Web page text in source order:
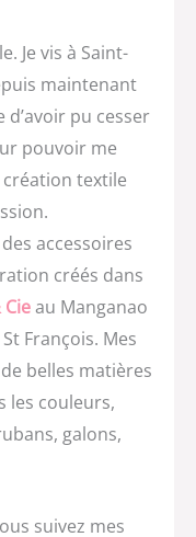
Je vis à Saint-
maintenant
d’avoir pu cesser
pouvoir me
textile
accessoires
créés dans
au Manganao
François. Mes
belles matières
les couleurs,
galons,
suivez mes